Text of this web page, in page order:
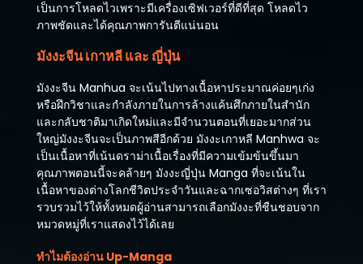
เป็นการโหลดไวเพราะมีเครื่องเซิฟเวอร์ที่ดีที่สุด โหลดไว
ภาพชัดและได้คุณภาพการันตีแน่นอน
มังงะจีน เกาหลี และ ญี่ปุ่น
มังงะจีน Manhua จะเน้นไปทางเนื้อหาประมาณค่อยๆเก่ง
หรือฝึกวิชาและกำลังภายในการล้างแค้นศึกภายในสำนัก
และกลับชาติมาเกิดใหม่และมีจำนวนตอนที่เยอะมากส่วน
ใหญ่มังงะจีนจะเป็นภาพสีอีกด้วย มังงะเกาหลี Manhwa จะ
เป็นเนื้อหาที่เน้นดราม่าเนื้อเรื่องที่มีความเข้มข้นขึ้นมา
คุณภาพตอนนี้จะคล้ายๆ มังงะญี่ปุ่น Manga ที่จะเน้นใน
เนื้อหาของต่างโลกชีวิตประจำวันและฉากเซอวิสต่างๆ ที่เรา
รวบรวมไว้ให้ทั้งหมดผู้อ่านสามารถเลือกมังงะที่ชืนชอบจาก
หมวดหมู่ที่เราแสดงไว้ได้เลย
ทำไมต้องอ่าน Up-Manga